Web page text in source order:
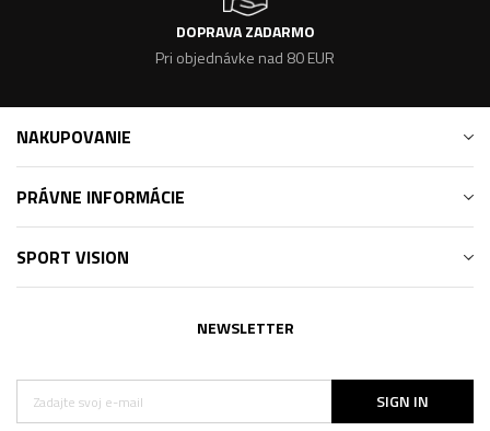
DOPRAVA ZADARMO
Pri objednávke nad 80 EUR
NAKUPOVANIE
PRÁVNE INFORMÁCIE
SPORT VISION
NEWSLETTER
SIGN IN